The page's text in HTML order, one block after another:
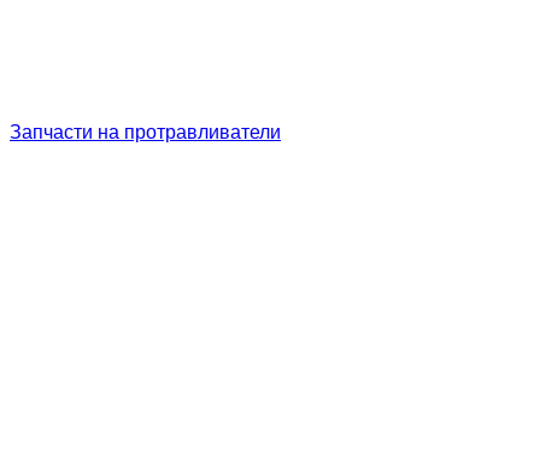
Запчасти на протравливатели